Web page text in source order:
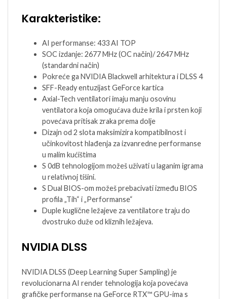
Karakteristike:
AI performanse: 433 AI TOP
SOC izdanje: 2677 MHz (OC način)/ 2647 MHz
(standardni način)
Pokreće ga NVIDIA Blackwell arhitektura i DLSS 4
SFF-Ready entuzijast GeForce kartica
Axial-Tech ventilatori imaju manju osovinu
ventilatora koja omogućava duže krila i prsten koji
povećava pritisak zraka prema dolje
Dizajn od 2 slota maksimizira kompatibilnost i
učinkovitost hlađenja za izvanredne performanse
u malim kućištima
S 0dB tehnologijom možeš uživati u laganim igrama
u relativnoj tišini.
S Dual BIOS-om možeš prebacivati između BIOS
profila „Tih“ i „Performanse“
Duple kuglične ležajeve za ventilatore traju do
dvostruko duže od kliznih ležajeva.
NVIDIA DLSS
NVIDIA DLSS (Deep Learning Super Sampling) je
revolucionarna AI render tehnologija koja povećava
grafičke performanse na GeForce RTX™ GPU-ima s